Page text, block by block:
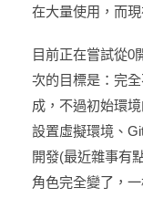
在大量使用，而
目前正在嘗試從0
次的目標是：完
成，不過初始環
設置虛擬環境、
開發(最近雜事有
角色完全變了，